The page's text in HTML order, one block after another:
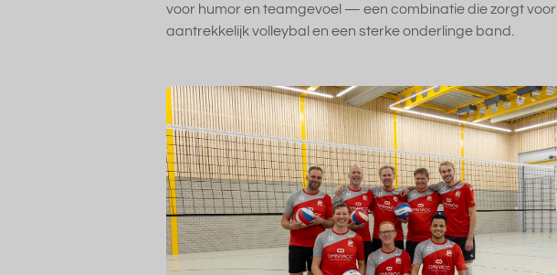
voor humor en teamgevoel — een combinatie die zorgt voor
aantrekkelijk volleybal en een sterke onderlinge band.